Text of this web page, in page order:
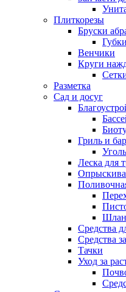
Плиткорезы
Бруски
Венчики
Круги
Разметка
Сад и досуг
Гриль и
Леска для
Средства
Средства
Тачки
Уход за